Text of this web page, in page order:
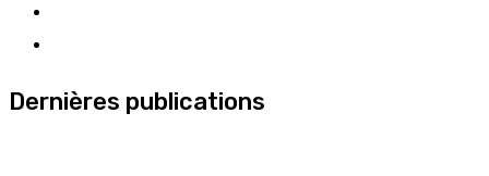
Dernières publications